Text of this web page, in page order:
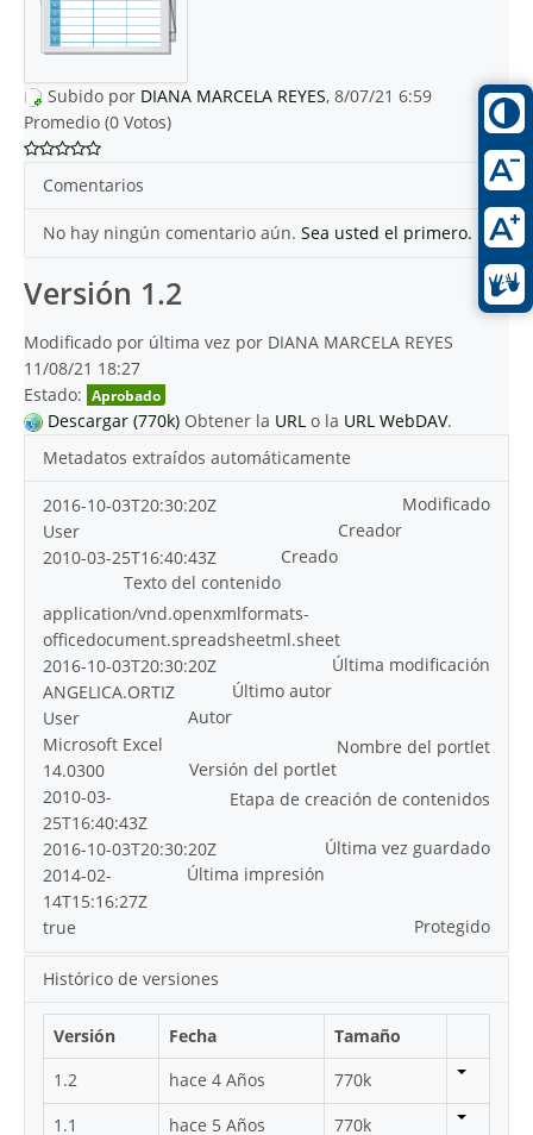
Subido por DIANA MARCELA REYES, 8/07/21 6:59
Promedio (0 Votos)
Comentarios
No hay ningún comentario aún. Sea usted el primero.
Versión 1.2
Modificado por última vez por DIANA MARCELA REYES
11/08/21 18:27
Estado: Aprobado
Descargar (770k) Obtener la URL o la URL WebDAV.
Metadatos extraídos automáticamente
Modificado
2016-10-03T20:30:20Z
Creador
User
Creado
2010-03-25T16:40:43Z
Texto del contenido
application/vnd.openxmlformats-
officedocument.spreadsheetml.sheet
Última modificación
2016-10-03T20:30:20Z
Último autor
ANGELICA.ORTIZ
Autor
User
Nombre del portlet
Microsoft Excel
Versión del portlet
14.0300
Etapa de creación de contenidos
2010-03-
25T16:40:43Z
Última vez guardado
2016-10-03T20:30:20Z
Última impresión
2014-02-
14T15:16:27Z
Protegido
true
Histórico de versiones
Versión Fecha
Tamaño
1.2
hace 4 Años
770k
1.1
hace 5 Años
770k